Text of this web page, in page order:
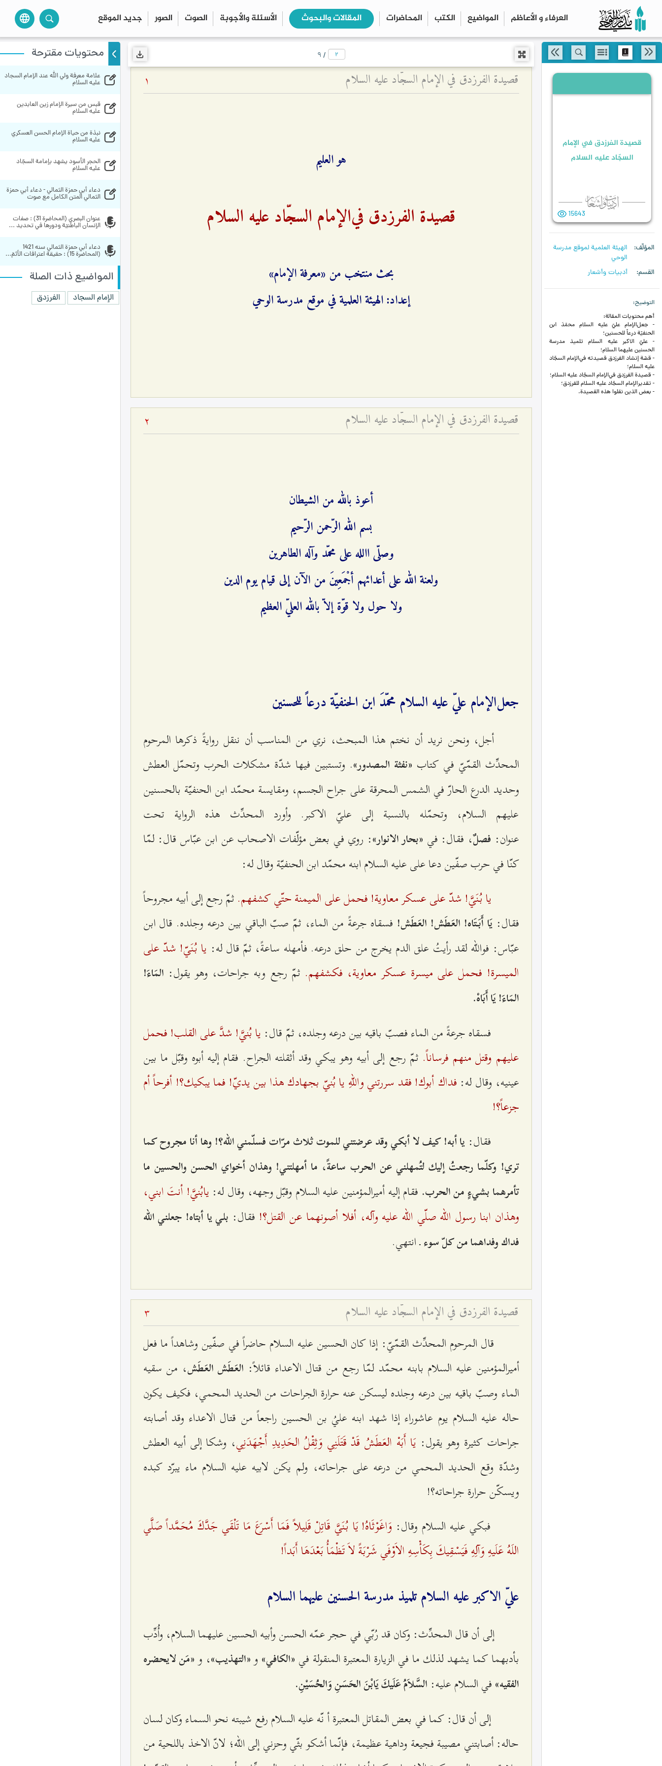
العرفاء و الأعاظم المواضیع الكتب المحاضرات المقالات والبحوث الأسئلة والأجوبة الصوت الصور جديد الموقع language search
close
قصيدة الفرزدق في الإمام
السجّاد عليه السلام‏
15643
المؤلّف
الهیئة العلمیة لموقع مدرسة
الوحي
القسم
أدبیات وأشعار
التوضيح
أهم محتويات المقالة:
- جعل‌الإمام عليّ علیه‌ السلام‌ محمّدَ ابن‌
الحنفيّة‌ درعاً للحسنين‌؛
- عليّ الاكبر علیه‌ السلام‌ تلميذ مدرسة‌
الحسنين‌ علیهما السلام‌؛
- قصّة‌ إنشاد الفرزدق‌ قصيدته‌ في‌الإمام السجّاد
علیه‌ السلام؛‌
- قصيدة‌ الفرزدق‌ في‌الإمام السجّاد علیه‌ السلام‌؛
- تقديرالإمام السجّاد علیه‌ السلام‌ للفرزدق‌؛
- بعض‌ الذين‌ نقلوا هذه‌ القصيدة‌.
/ ٩
قصيدة الفرزدق في الإمام السجّاد عليه السلام‏ 1
هو العليم
قصيدة‌ الفرزدق‌ في‌الإمام السجّاد علیه‌ السلام‌
بحث منتخب من «معرفة‌ الإمام‌»
إعداد: الهيئة العلمية في موقع مدرسة الوحي
قصيدة الفرزدق في الإمام السجّاد عليه السلام‏ 2
أعوذ بالله من الشيطان
بسم الله الرّحمن الرّحيم‌
وصلّى االله على محمّد وآله الطاهرين‌
ولعنة الله على أعدائهم أجْمَعِينَ من الآن إلى قيام يوم الدين‌
ولا حول ولا قوّة إلاّ بالله العليّ العظيم‌
جعل‌الإمام عليّ علیه‌ السلام‌ محمّدَ ابن‌ الحنفيّة‌ درعاً للحسنين‌
أجل‌، ونحن‌ نريد أن‌ نختم‌ هذا المبحث‌، نري‌ من‌ المناسب‌ أن‌ ننقل‌ روايةً ذكرها المرحوم‌
المحدِّث‌ القمّي‌ّ في‌ كتاب‌ «نفثة‌ المصدور». وتستبين‌ فيها شدّة‌ مشكلات‌ الحرب‌ وتحمّل‌ العطش‌
وحديد الدرع‌ الحارّ في‌ الشمس‌ المحرقة‌ علی‌ جراح‌ الجسم‌، ومقايسة‌ محمّد ابن‌ الحنفيّة‌ بالحسنين‌
علیهم‌ السلام‌، وتحمّله‌ بالنسبة‌ إلی‌ عليّ الاكبر. وأورد المحدِّث‌ هذه‌ الرواية‌ تحت‌
عنوان‌: فصلٌ، فقال‌: في‌ «بحار الانوار»: روي‌ في‌ بعض‌ مؤلّفات‌ الاصحاب‌ عن‌ ابن‌ عبّاس‌ قال‌: لمّا
كنّا في‌ حرب‌ صفّين‌ دعا علی علیه‌ السلام‌ ابنه‌ محمّد ابن‌ الحنفيّة‌ وقال‌ له‌:
يا بُنَي‌َّ! شدّ علی‌ عسكر معاوية‌! فحمل‌ علی‌ الميمنة‌ حتّي‌ كشفهم‌. ثمّ رجع‌ إلی‌ أبيه‌ مجروحاً
فقال‌:يَا أَبَتَاه‌! العَطَش‌! العَطَش‌! فسقاه‌ جرعةً من‌ الماء، ثمّ صبّ الباقي‌ بين‌ درعه‌ وجلده‌. قال‌ ابن‌
عبّاس‌: فوالله‌ لقد رأيتُ علق‌ الدم‌ يخرج‌ من‌ حلق‌ درعه‌. فأمهله‌ ساعةً، ثمّ قال‌ له‌: يا بُنَي‌ّ! شدّ علی‌
الميسرة‌! فحمل‌ علی‌ ميسرة‌ عسكر معاوية‌، فكشفهم‌. ثمّ رجع‌ وبه‌ جراحات‌، وهو يقول‌: المَاءَ!
المَاءَ! يَا أَبَاهْ.
فسقاه‌ جرعةً من‌ الماء فصبّ باقيه‌ بين‌ درعه‌ وجلده‌، ثمّ قال‌: يا بُني‌َّ! شدَّ علی‌ القلب‌! فحمل‌
علیهم‌ وقتل‌ منهم‌ فرساناً. ثمّ رجع‌ إلی‌ أبيه‌ وهو يبكي‌ وقد أثقلته‌ الجراح‌. فقام‌ إلیه‌ أبوه‌ وقبّل‌ ما بين‌
عينيه‌، وقال‌ له‌: فداك‌ أبوك‌! فقد سررتني‌ واللهِ يا بُني‌ّ بجهادك‌ هذا بين‌ يدي‌ّ! فما يبكيك‌؟! أفرحاً أم‌
جزعاً؟!
فقال‌: يا أبه‌! كيف‌ لا أبكي‌ وقد عرضتني‌ للموت‌ ثلاث‌ مرّات‌ فسلّمني‌ الله‌؟! وها أنا مجروح‌ كما
تري‌! وكلّما رجعتُ إلیك‌ لتُمهلني‌ عن‌ الحرب‌ ساعةً، ما أمهلتني‌! وهذان‌ أخواي‌ الحسن‌ والحسين‌ ما
تأمرهما بشي‌ءٍ من‌ الحرب‌. فقام‌ إلیه‌ أميرالمؤمنين‌ علیه‌ السلام‌ وقبّل‌ وجهه‌، وقال‌ له‌: يابُني‌َّ! أنتَ ابني‌،
وهذان‌ ابنا رسول‌ الله‌ صلّي‌ الله‌ علیه‌ وآله‌، أفلا أصونهما عن‌ القتل‌؟! فقال‌: بلي‌ يا أبتاه‌! جعلني‌ الله‌
فداك‌ وفداهما من‌ كلّ سوءـ انتهي‌.
قصيدة الفرزدق في الإمام السجّاد عليه السلام‏ 3
قال‌ المرحوم‌ المحدِّث‌ القمّي‌ّ: إذا كان‌ الحسين‌ علیه‌ السلام‌ حاضراً في‌ صفّين‌ وشاهداً ما فعل‌
أميرالمؤمنين‌ علیه‌ السلام‌ بابنه‌ محمّد لمّا رجع‌ من‌ قتال‌ الاعداء قائلاً: العَطَش‌ العَطَش‌، من‌ سقيه‌
الماء وصبّ باقيه‌ بين‌ درعه‌ وجلده‌ ليسكن‌ عنه‌ حرارة‌ الجراحات‌ من‌ الحديد المحمي‌، فكيف‌ يكون‌
حاله‌ علیه‌ السلام‌ يوم‌ عاشوراء إذا شهد ابنه‌ عليُ بن الحسين‌ راجعاً من‌ قتال‌ الاعداء وقد أصابته‌
جراحات‌ كثيرة‌ وهو يقول‌: يَا أَبَهْ العَطَشُ قَدْ قَتَلَنِي‌ وَثِقْلُ الحَدِيدِ أَجْهَدَنِي‌، وشكا إلی‌ أبيه‌ العطش‌
وشدّة‌ وقع‌ الحديد المحمي‌ من‌ درعه‌ علی‌ جراحاته‌، ولم‌ يكن‌ لابيه‌ علیه‌ السلام‌ ماء يبرّد كبده‌
ويسكّن‌ حرارة‌ جراحاته‌؟!
فبكي‌ علیه‌ السلام‌ وقال‌: وَاغَوْثَاهُ! يَا بُنَي‌َّ قَاتِلْ قَلِيلاً فَمَا أَسْرَعَ مَا تَلْقَي‌ جَدَّكَ مُحَمَّداً صَلَّي‌
اللَهُ عَلَیهِ وَآلِهِ فَيَسْقِيكَ بِكَأْسِهِ الاَوْفَي‌ شَرْبَةً لاَ تَظْمَأُ بَعْدَهَا أَبَداً!
عليّ الاكبر علیه‌ السلام‌ تلميذ مدرسة‌ الحسنين‌ علیهما السلام‌
إلی‌ أن‌ قال‌ المحدِّث‌: وكان‌ قد رُبّي‌ في‌ حجر عمّه‌ الحسن‌ وأبيه‌ الحسين‌ علیهما السلام‌، وأُدِّب‌
بأدبهما كما يشهد لذلك‌ ما في‌ الزيارة‌ المعتبرة‌ المنقولة‌ في‌ «الكافي‌» و«التهذيب‌»، و«مَن‌ لايحضره‌
الفقيه‌»في‌ السلام‌ علیه‌: السَّلاَمُ عَلَیكَ يَابْنَ الحَسَنِ وَالحُسَيْنِ.
إلی‌ أن‌ قال‌: كما في‌ بعض‌ المقاتل‌ المعتبرة‌ أ نّه‌ علیه‌ السلام‌ رفع‌ شيبته‌ نحو السماء وكان‌ لسان‌
حاله‌: أصابتني‌ مصيبة‌ فجيعة‌ وداهية‌ عظيمة‌، فإنّما أشكو بثّي‌ وحزني‌ إلی‌ الله‌؛ لانّ الاخذ باللحية‌ من‌
محتويات مقترحة
عليه السلام
عليه السلام
عليه السلام
عليه السلام
الثمالي المتن الكامل مع صوت
الإنسان الباطنيّة ودورها في تحديد ...
(المحاضرة 15) : حقيقة اعترافات الأئمّ...
المواضيع ذات الصلة
الإمام السجاد الفرزدق